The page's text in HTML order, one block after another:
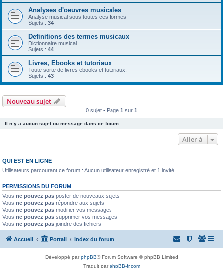
Analyses d'oeuvres musicales
Analyse musical sous toutes ces formes
Sujets : 34
Definitions des termes musicaux
Dictionnaire musical
Sujets : 44
Livres, Ebooks et tutoriaux
Toute sorte de livres ebooks et tutoriaux.
Sujets : 43
Nouveau sujet
0 sujet • Page 1 sur 1
Il n’y a aucun sujet ou message dans ce forum.
Aller à
QUI EST EN LIGNE
Utilisateurs parcourant ce forum : Aucun utilisateur enregistré et 1 invité
PERMISSIONS DU FORUM
Vous ne pouvez pas poster de nouveaux sujets
Vous ne pouvez pas répondre aux sujets
Vous ne pouvez pas modifier vos messages
Vous ne pouvez pas supprimer vos messages
Vous ne pouvez pas joindre des fichiers
Accueil Portail Index du forum
Développé parphpBB® Forum Software © phpBB Limited
Traduit parphpBB-fr.com